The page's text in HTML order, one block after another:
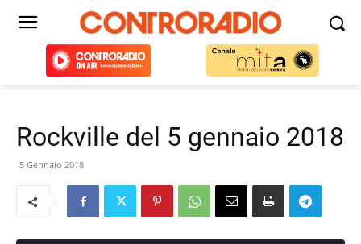
Rockville del 5 gennaio 2018
5 Gennaio 2018